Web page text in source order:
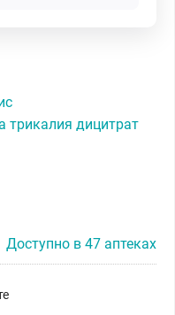
трикалия дицитрат
Доступно в 47 аптеках